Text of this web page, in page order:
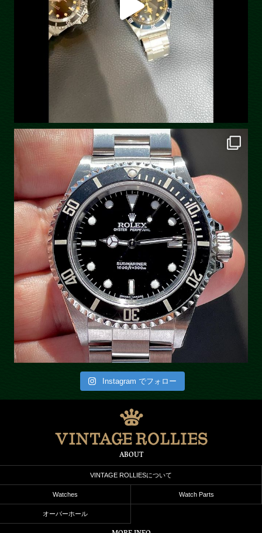
Instagram でフォロー
ABOUT
VINTAGE ROLLIESについて
Watches Watch Parts
オーバーホール